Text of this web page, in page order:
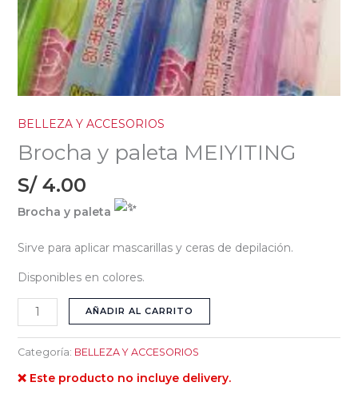
BELLEZA Y ACCESORIOS
Brocha y paleta MEIYITING
S/4.00
Brocha y paleta
Sirve para aplicar mascarillas y ceras de depilación.
Disponibles en colores.
AÑADIR AL CARRITO
Categoría: BELLEZA Y ACCESORIOS
❌ Este producto no incluye delivery.